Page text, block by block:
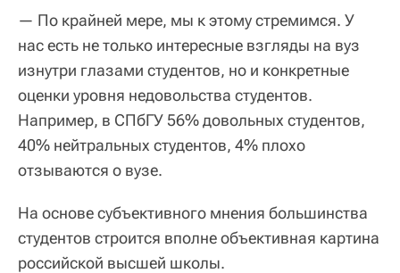
— По крайней мере, мы к этому стремимся. У
нас есть не только интересные взгляды на вуз
изнутри глазами студентов, но и конкретные
оценки уровня недовольства студентов.
Например, в СПбГУ 56% довольных студентов,
40% нейтральных студентов, 4% плохо
отзываются о вузе.
На основе субъективного мнения большинства
студентов строится вполне объективная картина
российской высшей школы.